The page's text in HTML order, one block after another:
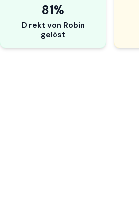
81%
Direkt von Robin
gelöst